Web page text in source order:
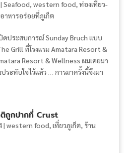
| Seafood, western food, ท่องเที่ยว-
าหารอร่อยที่ภูเก็ต
ประสบการณ์ Sunday Bruch แบบ
Grill ที่โรงแรม Amatara Resort &
Resort & Wellness ผมเคยมา
ะทับใจไว้แล้ว … การมาครั้งนี้จึงมา
ติถูกปากที่ Crust
| western food, เที่ยวภูเก็ต, ร้าน